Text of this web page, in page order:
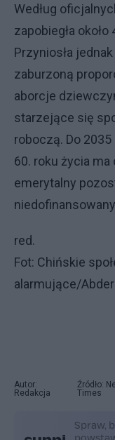
Według
zapobiegła
Przyniosła
zaburzoną
aborcje
starzejące się
roboczą. Do
60. roku życia
emerytalny
red.
Fot: Chińskie
alarmujące/
Autor:
Redakcja
Źródło:
Times